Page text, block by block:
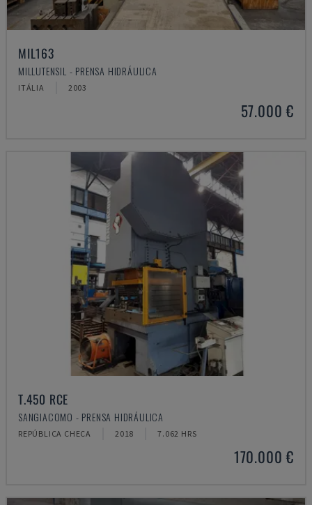
MIL163
MILLUTENSIL - PRENSA HIDRÁULICA
ITÁLIA 2003
57.000 €
T.450 RCE
SANGIACOMO - PRENSA HIDRÁULICA
REPÚBLICA CHECA 2018 7.062 HRS
170.000 €